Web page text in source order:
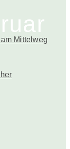
Mittelweg